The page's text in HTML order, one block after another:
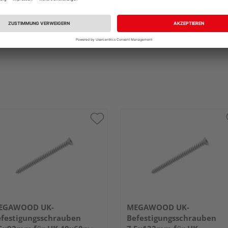
UK-
MEGAWOOD UK-
Befestigungsschrauben